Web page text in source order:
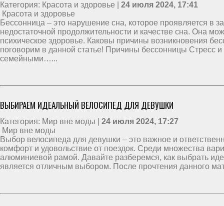
Категория: Красота и здоровье | 24 июля 2024, 17:41
Красота и здоровье
Бессонница – это нарушение сна, которое проявляется в
недостаточной продолжительности и качестве сна. Она
психическое здоровье. Каковы причины возникновения
поговорим в данной статье! Причины бессонницы Стресс
семейными…...
ВЫБИРАЕМ ИДЕАЛЬНЫЙ ВЕЛОСИПЕД ДЛЯ ДЕВУШКИ
Категория: Мир вне моды | 24 июля 2024, 17:27
Мир вне моды
Выбор велосипеда для девушки – это важное и
комфорт и удовольствие от поездок. Среди множества
алюминиевой рамой. Давайте разберемся, как выбрать
является отличным выбором. После прочтения данного